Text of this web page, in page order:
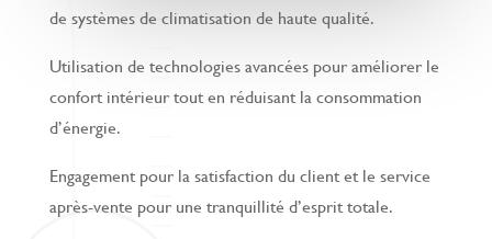
de systèmes de climatisation de haute qualité.
Utilisation de technologies avancées pour améliorer le
confort intérieur tout en réduisant la consommation
d’énergie.
Engagement pour la satisfaction du client et le service
après-vente pour une tranquillité d’esprit totale.